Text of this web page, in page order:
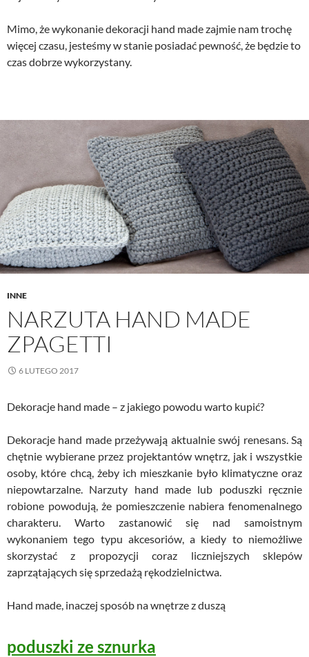
Mimo, że wykonanie dekoracji hand made zajmie nam trochę
więcej czasu, jesteśmy w stanie posiadać pewność, że będzie to
czas dobrze wykorzystany.
INNE
NARZUTA HAND MADE
ZPAGETTI
6 LUTEGO 2017
Dekoracje hand made – z jakiego powodu warto kupić?
Dekoracje hand made przeżywają aktualnie swój renesans. Są
chętnie wybierane przez projektantów wnętrz, jak i wszystkie
osoby, które chcą, żeby ich mieszkanie było klimatyczne oraz
niepowtarzalne. Narzuty hand made lub poduszki ręcznie
robione powodują, że pomieszczenie nabiera fenomenalnego
charakteru. Warto zastanowić się nad samoistnym
wykonaniem tego typu akcesoriów, a kiedy to niemożliwe
skorzystać z propozycji coraz liczniejszych sklepów
zaprzątających się sprzedażą rękodzielnictwa.
Hand made, inaczej sposób na wnętrze z duszą
poduszki ze sznurka